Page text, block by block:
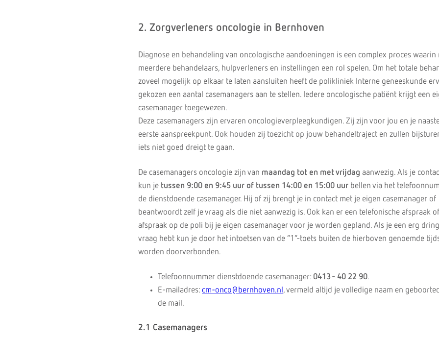
2. Zorgverleners oncologie in Bernhoven
Diagnose en behandeling van oncologische aandoeningen is een complex proces waarin
meerdere behandelaars, hulpverleners en instellingen een rol spelen. Om het totale
zoveel mogelijk op elkaar te laten aansluiten heeft de polikliniek Interne geneeskunde
gekozen een aantal casemanagers aan te stellen. Iedere oncologische patiënt krijgt een
casemanager toegewezen.
Deze casemanagers zijn ervaren oncologieverpleegkundigen. Zij zijn voor jou en je
eerste aanspreekpunt. Ook houden zij toezicht op jouw behandeltraject en zullen
iets niet goed dreigt te gaan.
De casemanagers oncologie zijn van maandag tot en met vrijdag aanwezig. Als je
kun je tussen 9:00 en 9:45 uur of tussen 14:00 en 15:00 uur bellen via het
de dienstdoende casemanager. Hij of zij brengt je in contact met je eigen casemanager of
beantwoordt zelf je vraag als die niet aanwezig is. Ook kan er een telefonische afspraak
afspraak op de poli bij je eigen casemanager voor je worden gepland. Als je een erg
vraag hebt kun je door het intoetsen van de “1”-toets buiten de hierboven genoemde
worden doorverbonden.
Telefoonnummer dienstdoende casemanager: 0413 - 40 22 90.
E-mailadres: cm-onco@bernhoven.nl , vermeld altijd je volledige naam en
de mail.
2.1 Casemanagers